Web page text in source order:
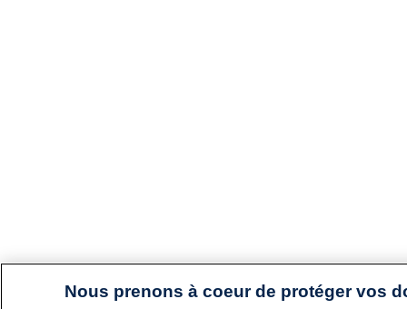
Nous prenons à coeur de protéger vos